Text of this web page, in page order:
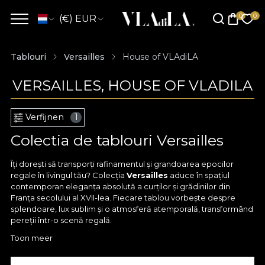
(€) EUR
Tablouri Versailles House of VLAdiLA
VERSAILLES, HOUSE OF VLADILA
Verfijnen 1
Colectia de tablouri Versailles
Îți dorești să transporți rafinamentul și grandoarea epocilor
regale în livingul tău? Colecția Versailles aduce în spațiul
contemporan eleganța absolută a curților și grădinilor din
Franța secolului al XVII-lea. Fiecare tablou vorbește despre
splendoare, lux sublim și o atmosferă atemporală, transformând
pereții într-o scenă regală.
ColecțiaVersailles
Toon meer